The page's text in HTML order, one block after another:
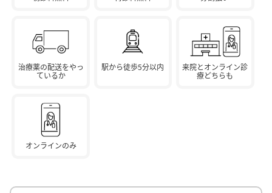
治療薬の配送をやっ
ているか
駅から徒歩5分以内
来院とオンライン診
療どちらも
オンラインのみ